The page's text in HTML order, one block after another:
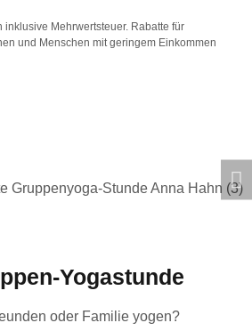
Mehrwertsteuer. Rabatte für
und Menschen mit geringem Einkommen
Yogastunde
oder Familie yogen?